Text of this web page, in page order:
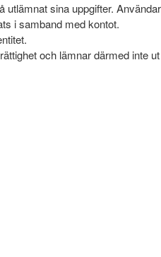
sina uppgifter.
i samband med kontot.
och lämnar därmed inte